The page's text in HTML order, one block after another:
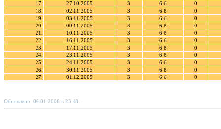
17.
27.10.2005 3 6 б
0
18.
02.11.2005 3 6 б
0
19.
03.11.2005 3 6 б
0
20.
09.11.2005 3 6 б
0
21.
10.11.2005 3 6 б
0
22.
16.11.2005 3 6 б
0
23.
17.11.2005 3 6 б
0
24.
23.11.2005 3 6 б
0
25.
24.11.2005 3 6 б
0
26.
30.11.2005 3 6 б
0
27.
01.12.2005 3 6 б 0
Обновлено: 06.01.2006 в 23:48.